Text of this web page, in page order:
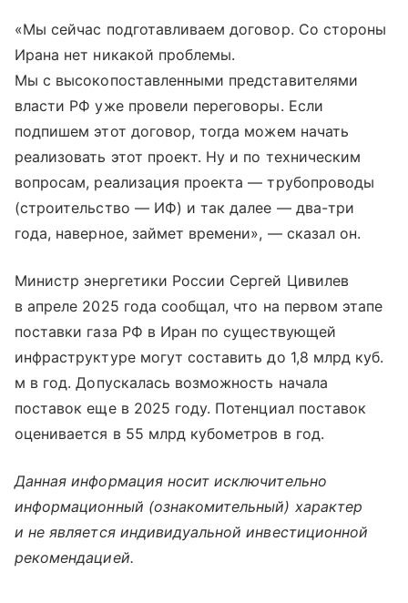
«Мы сейчас подготавливаем договор. Со стороны
Ирана нет никакой проблемы.
Мы с высокопоставленными представителями
власти РФ уже провели переговоры. Если
подпишем этот договор, тогда можем начать
реализовать этот проект. Ну и по техническим
вопросам, реализация проекта — трубопроводы
(строительство — ИФ) и так далее — два-три
года, наверное, займет времени», — сказал он.
Министр энергетики России Сергей Цивилев
в апреле 2025 года сообщал, что на первом этапе
поставки газа РФ в Иран по существующей
инфраструктуре могут составить до 1,8 млрд куб.
м в год. Допускалась возможность начала
поставок еще в 2025 году. Потенциал поставок
оценивается в 55 млрд кубометров в год.
Данная информация носит исключительно
информационный (ознакомительный) характер
и не является индивидуальной инвестиционной
рекомендацией.